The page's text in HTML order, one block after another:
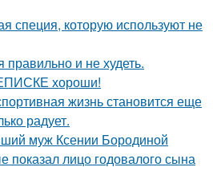
специя, которую используют не
и не худеть.
хороши!
жизнь становится еще
радует.
муж Ксении Бородиной
показал лицо годовалого сына